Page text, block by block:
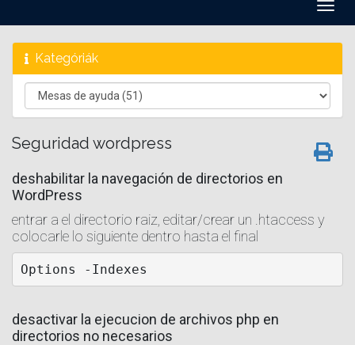
Kategóriák
Seguridad wordpress
deshabilitar la navegación de directorios en
WordPress
entrar a el directorio raiz, editar/crear un .htaccess y
colocarle lo siguiente dentro hasta el final
desactivar la ejecucion de archivos php en
directorios no necesarios